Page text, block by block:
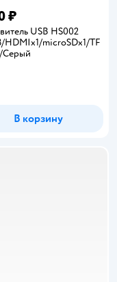
₽
USB HS002
HDMIх1/microSDx1/TF
Серый
В корзину